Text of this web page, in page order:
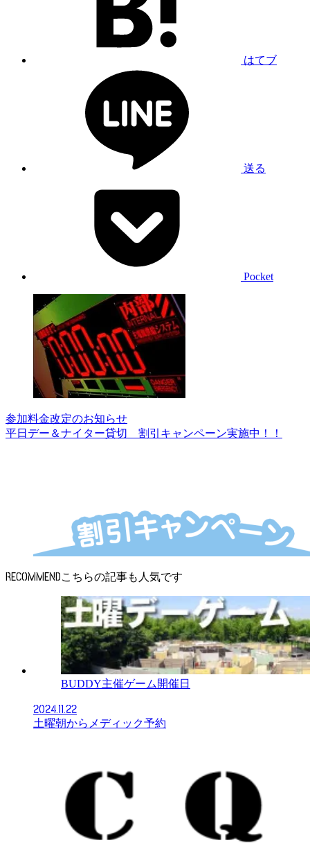
はてブ
送る
Pocket
参加料金改定のお知らせ
平日デー＆ナイター貸切 割引キャンペーン実施中！！
RECOMMEND
BUDDY主催ゲーム開催日
2024.11.22
土曜朝からメディック予約